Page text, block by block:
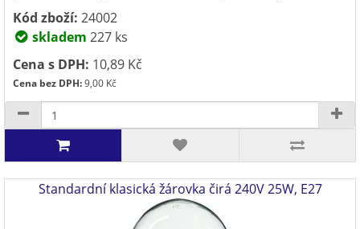
Kód zboží: 24002
skladem 227 ks
Cena s DPH: 10,89 Kč
Cena bez DPH:9,00 Kč
Standardní klasická žárovka čirá 240V 25W, E27